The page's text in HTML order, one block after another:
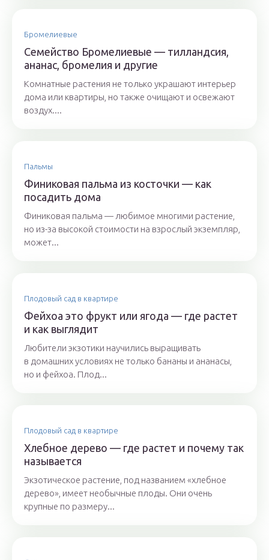
Бромелиевые
Семейство Бромелиевые — тилландсия,
ананас, бромелия и другие
Комнатные растения не только украшают интерьер
дома или квартиры, но также очищают и освежают
воздух....
Пальмы
Финиковая пальма из косточки — как
посадить дома
Финиковая пальма — любимое многими растение,
но из-за высокой стоимости на взрослый экземпляр,
может...
Плодовый сад в квартире
Фейхоа это фрукт или ягода — где растет
и как выглядит
Любители экзотики научились выращивать
в домашних условиях не только бананы и ананасы,
но и фейхоа. Плод...
Плодовый сад в квартире
Хлебное дерево — где растет и почему так
называется
Экзотическое растение, под названием «хлебное
дерево», имеет необычные плоды. Они очень
крупные по размеру...